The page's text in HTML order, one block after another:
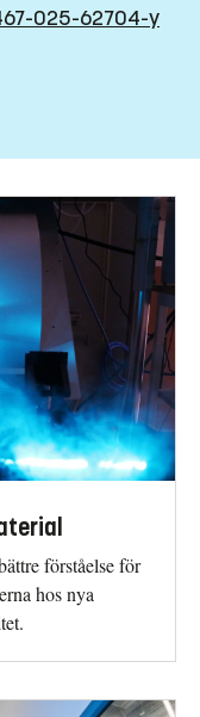
025-62704-y
förståelse för
hos nya